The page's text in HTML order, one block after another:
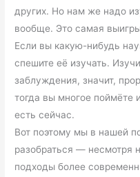
других. Но нам же надо
вообще. Это самая
Если вы какую-нибудь
спешите её изучать.
заблуждения, значит,
тогда вы многое поймёте
есть сейчас.
Вот поэтому мы в нашей
разобраться — несмотря
подходы более